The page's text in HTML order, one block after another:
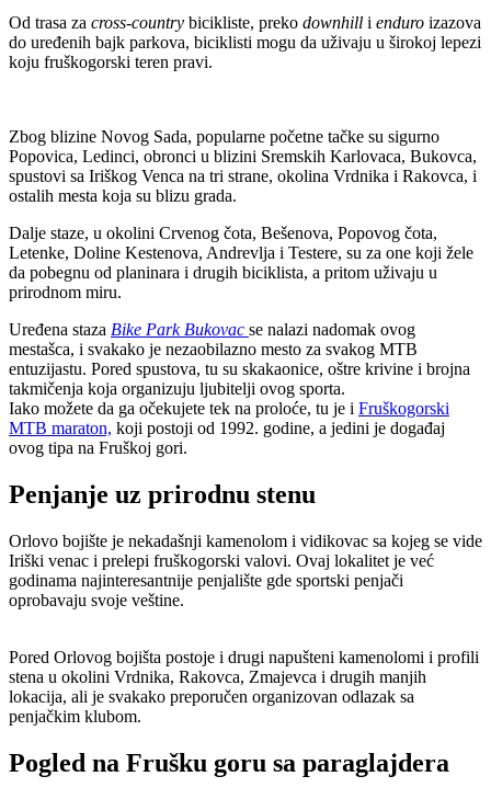
Od trasa za cross-country bicikliste, preko downhill i enduro izazova
do uređenih bajk parkova, biciklisti mogu da uživaju u širokoj lepezi
koju fruškogorski teren pravi.
Zbog blizine Novog Sada, popularne početne tačke su sigurno
Popovica, Ledinci, obronci u blizini Sremskih Karlovaca, Bukovca,
spustovi sa Iriškog Venca na tri strane, okolina Vrdnika i Rakovca, i
ostalih mesta koja su blizu grada.
Dalje staze, u okolini Crvenog čota, Bešenova, Popovog čota,
Letenke, Doline Kestenova, Andrevlja i Testere, su za one koji žele
da pobegnu od planinara i drugih biciklista, a pritom uživaju u
prirodnom miru.
Uređena staza Bike Park Bukovac se nalazi nadomak ovog
mestašca, i svakako je nezaobilazno mesto za svakog MTB
entuzijastu. Pored spustova, tu su skakaonice, oštre krivine i brojna
takmičenja koja organizuju ljubitelji ovog sporta.
Iako možete da ga očekujete tek na proloće, tu je i Fruškogorski
MTB maraton, koji postoji od 1992. godine, a jedini je događaj
ovog tipa na Fruškoj gori.
Penjanje uz prirodnu stenu
Orlovo bojište je nekadašnji kamenolom i vidikovac sa kojeg se vide
Iriški venac i prelepi fruškogorski valovi. Ovaj lokalitet je već
godinama najinteresantnije penjalište gde sportski penjači
oprobavaju svoje veštine.
Pored Orlovog bojišta postoje i drugi napušteni kamenolomi i profili
stena u okolini Vrdnika, Rakovca, Zmajevca i drugih manjih
lokacija, ali je svakako preporučen organizovan odlazak sa
penjačkim klubom.
Pogled na Frušku goru sa paraglajdera